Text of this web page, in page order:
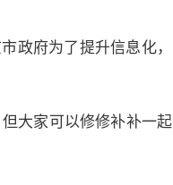
政府为了提升信息化，
大家可以修修补补一起